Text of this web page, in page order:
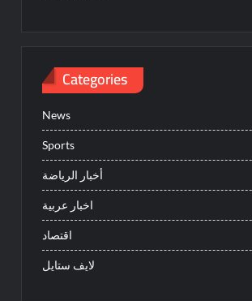
Categories
News
Sports
أخبار الرياضة
اخبار عربية
اقتصاد
لايف ستايل